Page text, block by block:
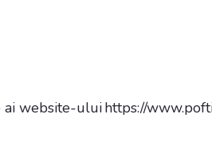
ai website-uluihttps://